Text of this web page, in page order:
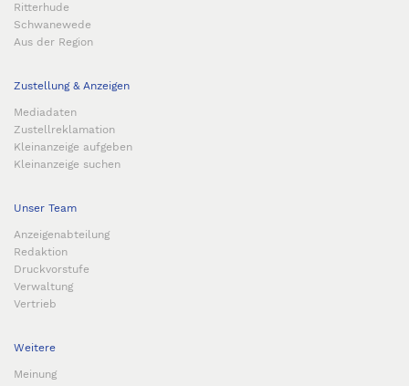
Ritterhude
Schwanewede
Aus der Region
Zustellung & Anzeigen
Mediadaten
Zustellreklamation
Kleinanzeige aufgeben
Kleinanzeige suchen
Unser Team
Anzeigenabteilung
Redaktion
Druckvorstufe
Verwaltung
Vertrieb
Weitere
Meinung